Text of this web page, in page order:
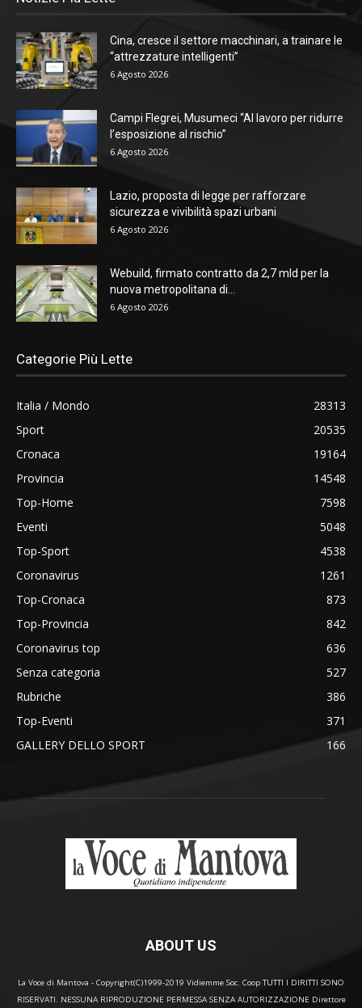
Cina, cresce il settore macchinari, a trainare le
“attrezzature intelligenti”
6 Agosto 2026
Campi Flegrei, Musumeci “Al lavoro per ridurre
l’esposizione al rischio”
6 Agosto 2026
Lazio, proposta di legge per rafforzare
sicurezza e vivibilità spazi urbani
6 Agosto 2026
Webuild, firmato contratto da 2,7 mld per la
nuova metropolitana di...
6 Agosto 2026
Categorie Più Lette
Italia / Mondo
28313
Sport
20535
Cronaca
19164
Provincia
14548
Top-Home
7598
Eventi
5048
Top-Sport
4538
Coronavirus
1261
Top-Cronaca
873
Top-Provincia
842
Coronavirus top
636
Senza categoria
527
Rubriche
386
Top-Eventi
371
GALLERY DELLO SPORT
166
ABOUT US
La Voce di Mantova - Copyright(C)1999-2019 Vidiemme Soc. Coop TUTTI I DIRITTI SONO
RISERVATI. NESSUNA RIPRODUZIONE PERMESSA SENZA AUTORIZZAZIONE Direttore